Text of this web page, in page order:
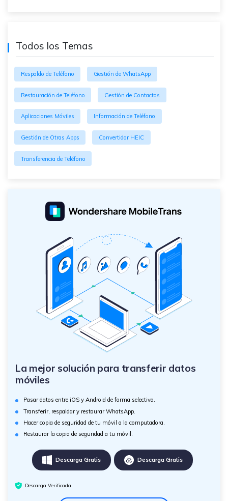
Todos los Temas
Respaldo de Teléfono Gestión de WhatsApp
Restauración de Teléfono Gestión de Contactos
Aplicaciones Móviles Información de Teléfono
Gestión de Otras Apps Convertidor HEIC
Transferencia de Teléfono
La mejor solución para transferir datos
móviles
Pasar datos entre iOS y Android de forma selectiva.
Transferir, respaldar y restaurar WhatsApp.
Hacer copia de seguridad de tu móvil a la computadora.
Restaurar la copia de seguridad a tu móvil.
Descarga Gratis Descarga Gratis
Descarga Verificada